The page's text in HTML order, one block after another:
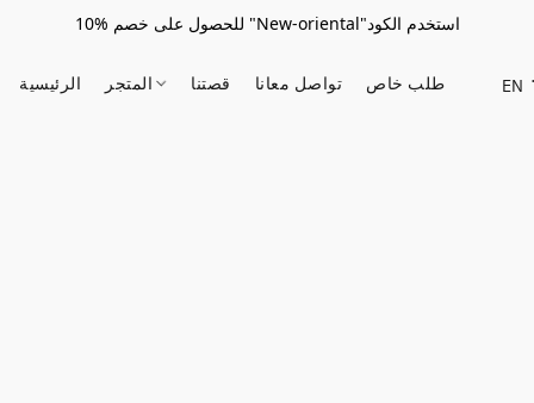
للحصول على خصم %10 "New-oriental"استخدم الكود
الرئيسية المتجر قصتنا تواصل معانا طلب خاص EN